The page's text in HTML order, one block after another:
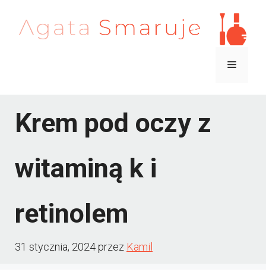
Menu
Krem pod oczy z
witaminą k i
retinolem
31 stycznia, 2024przez Kamil